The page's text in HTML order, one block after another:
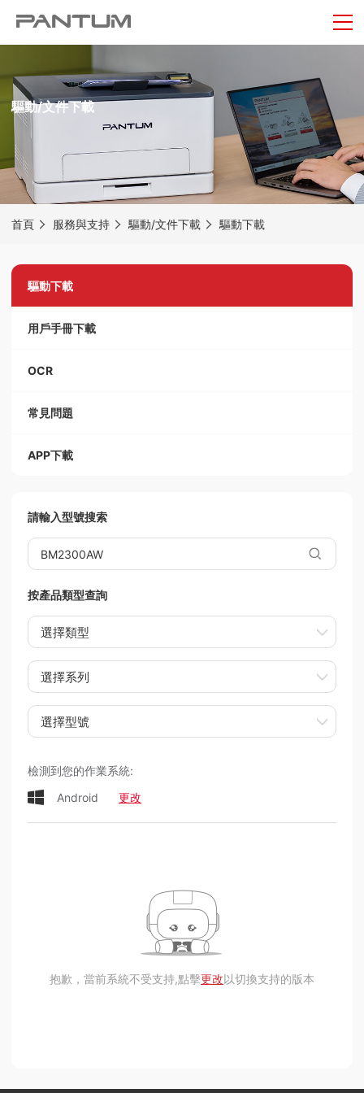
驅動/文件下載
首頁 服務與支持 驅動/文件下載 驅動下載
驅動下載
用戶手冊下載
OCR
常見問題
APP下載
請輸入型號搜索
按產品類型查詢
選擇類型
選擇系列
選擇型號
檢測到您的作業系統:
Android
更改
抱歉，當前系統不受支持,點擊更改以切換支持的版本